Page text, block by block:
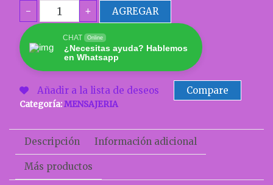
-
RECOGIDAS
cantidad
+ AGREGAR
CHAT Online
¿Necesitas ayuda? Hablemos
en Whatsapp
Añadir a la lista de deseos Compare
Categoría:MENSAJERIA
Descripción Información adicional
Más productos